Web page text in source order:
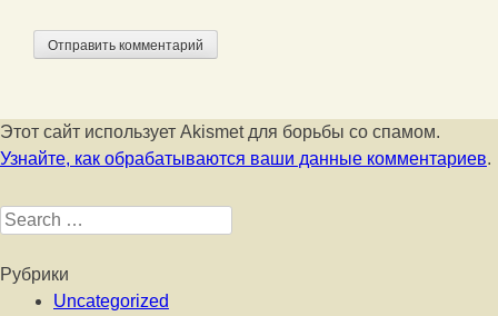
Этот сайт использует Akismet для борьбы со спамом.
Узнайте, как обрабатываются ваши данные комментариев.
Search for:
Рубрики
Uncategorized